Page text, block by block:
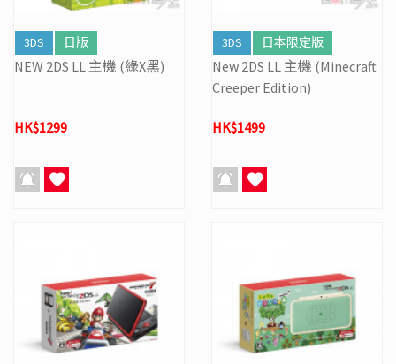
3DS 日版
NEW 2DS LL 主機 (綠X黑)
HK$1299
3DS 日本限定版
New 2DS LL 主機 (Minecraft
Creeper Edition)
HK$1499